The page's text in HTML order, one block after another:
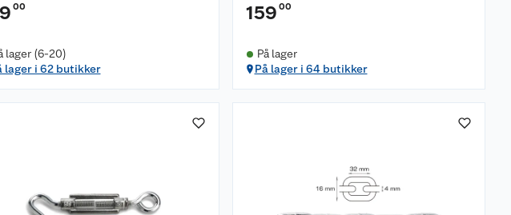
00
lager (6-20)
lager i 62 butikker
159 00
På lager
På lager i 64 butikker